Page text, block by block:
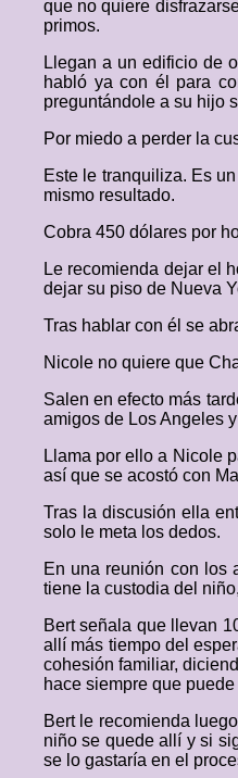
que no quiere
primos.
Llegan a un edificio de
habló ya con él para
preguntándole a su hijo
Por miedo a perder la
Este le tranquiliza. Es
mismo resultado.
Cobra 450 dólares por
Le recomienda dejar el
dejar su piso de Nueva
Tras hablar con él se
Nicole no quiere que
Salen en efecto más
amigos de Los Angeles
Llama por ello a Nicole
así que se acostó con
Tras la discusión ella
solo le meta los dedos.
En una reunión con los
tiene la custodia del
Bert señala que llevan
allí más tiempo del
cohesión familiar,
hace siempre que
Bert le recomienda
niño se quede allí y si
se lo gastaría en el